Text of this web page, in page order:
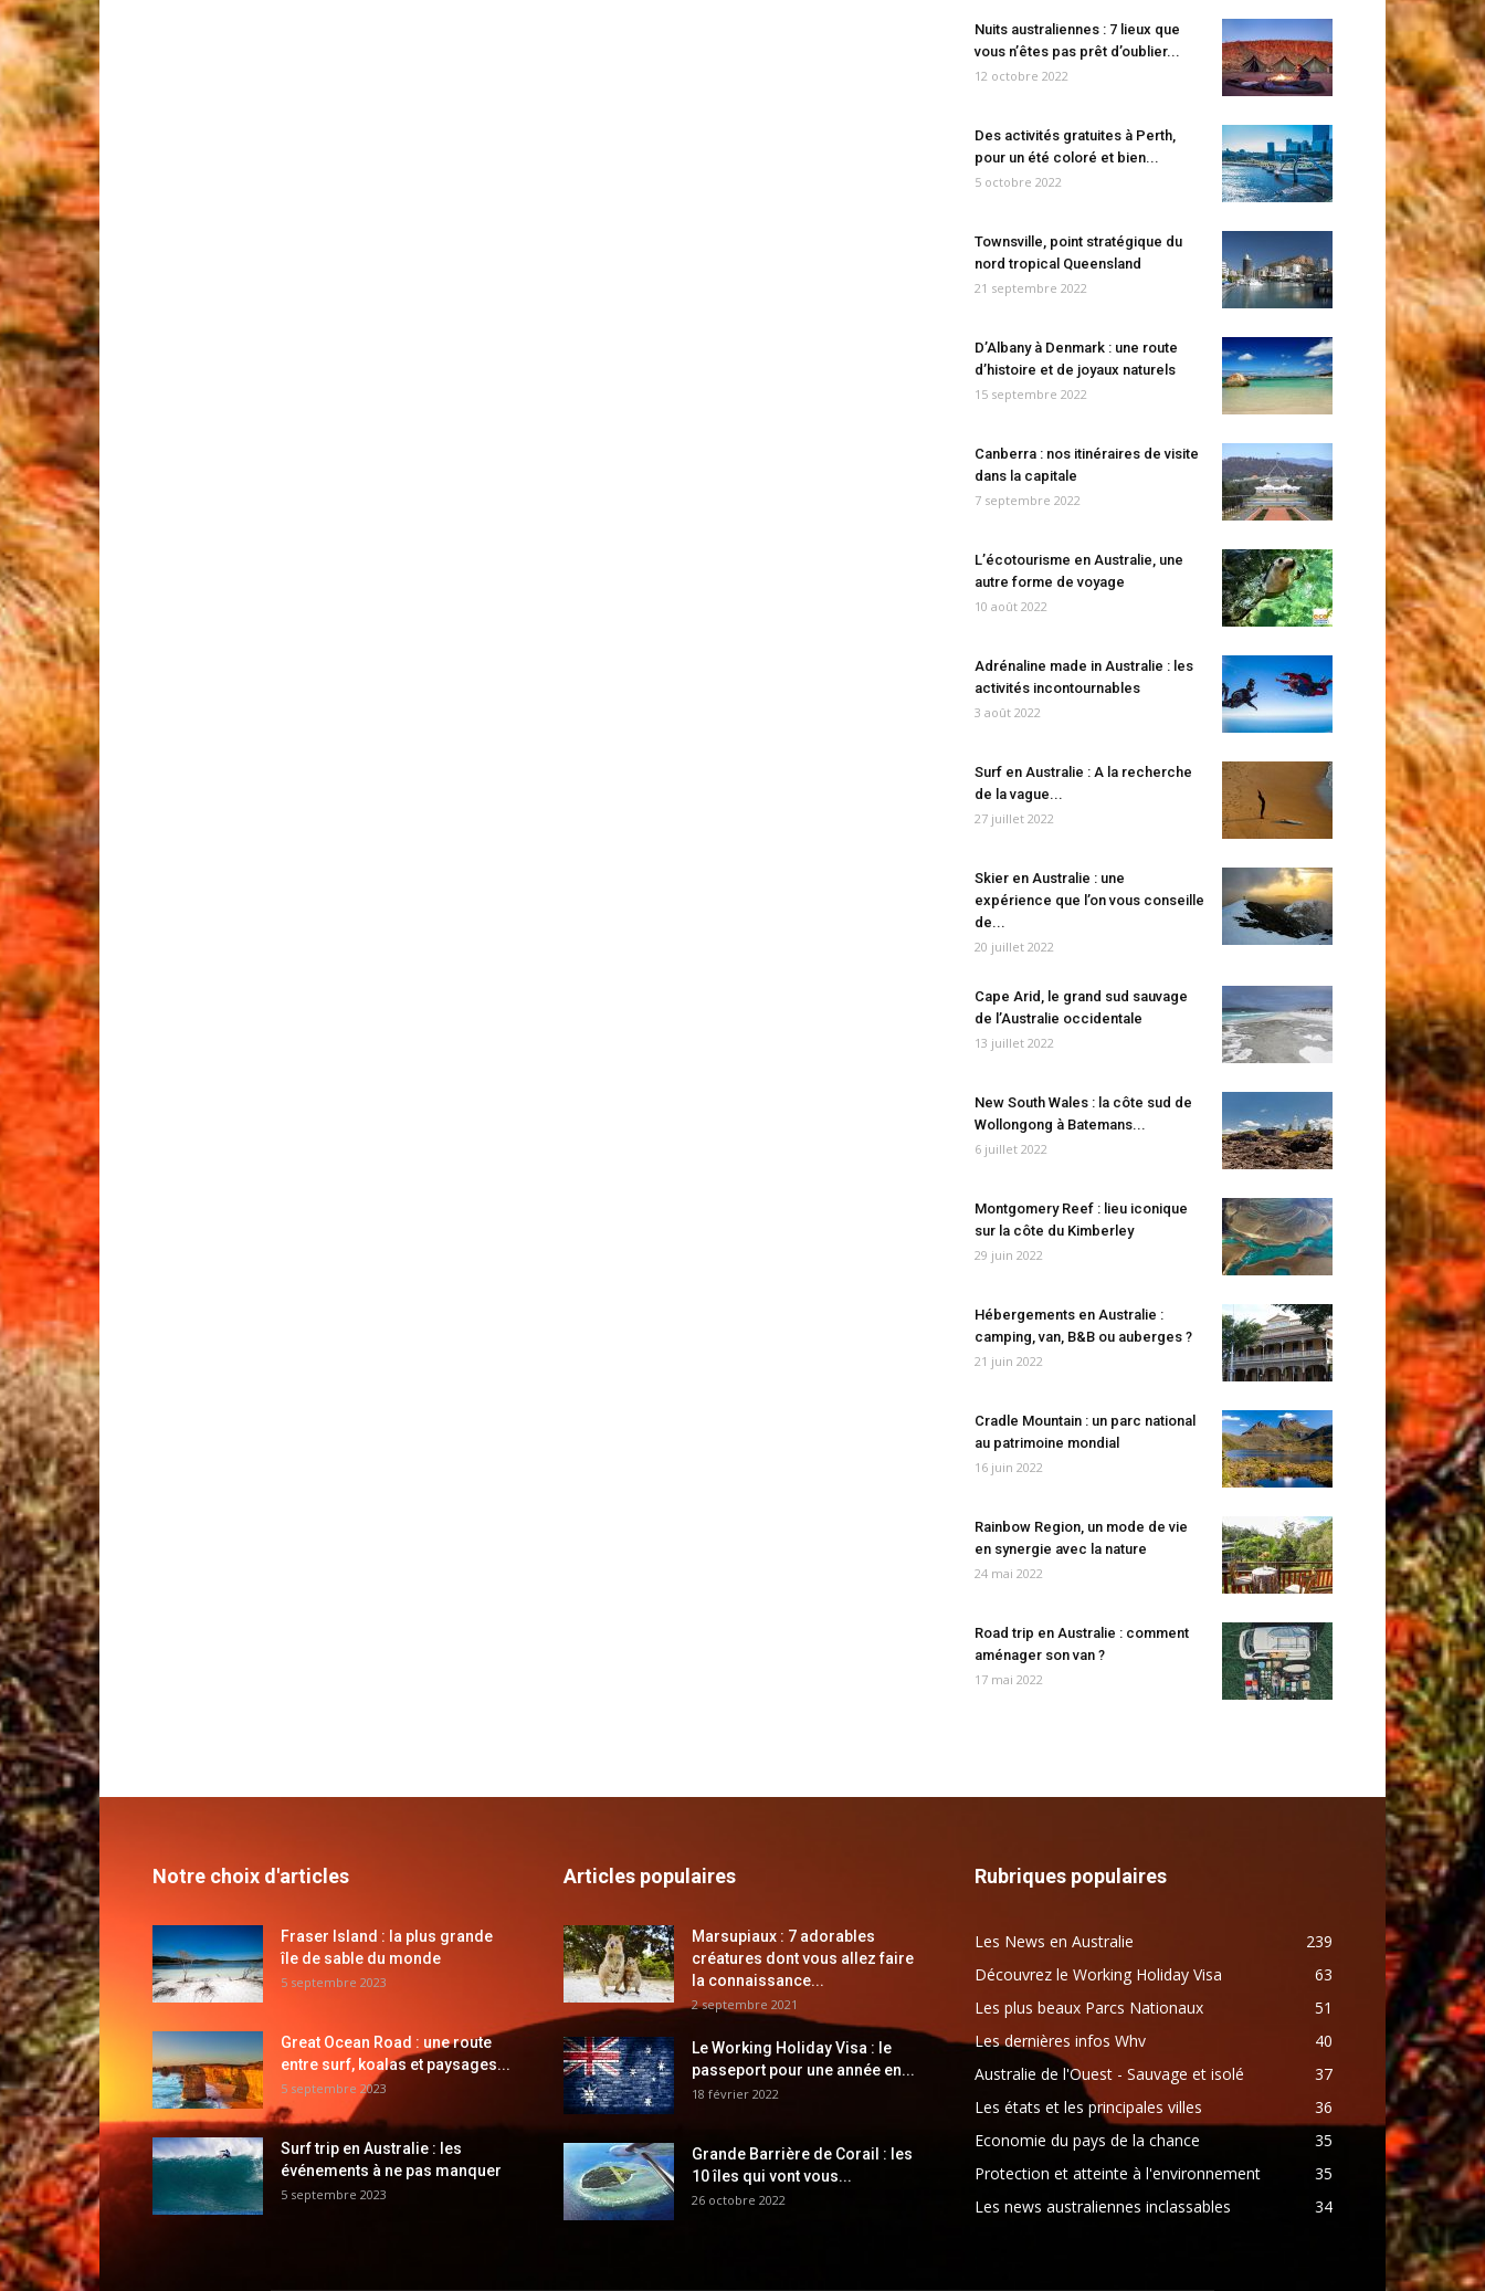
Nuits australiennes : 7 lieux que
vous n’êtes pas prêt d’oublier...
12 octobre 2022
Des activités gratuites à Perth,
pour un été coloré et bien...
5 octobre 2022
Townsville, point stratégique du
nord tropical Queensland
21 septembre 2022
D’Albany à Denmark : une route
d’histoire et de joyaux naturels
15 septembre 2022
Canberra : nos itinéraires de visite
dans la capitale
7 septembre 2022
L’écotourisme en Australie, une
autre forme de voyage
10 août 2022
Adrénaline made in Australie : les
activités incontournables
3 août 2022
Surf en Australie : A la recherche
de la vague...
27 juillet 2022
Skier en Australie : une
expérience que l’on vous conseille
de...
20 juillet 2022
Cape Arid, le grand sud sauvage
de l’Australie occidentale
13 juillet 2022
New South Wales : la côte sud de
Wollongong à Batemans...
6 juillet 2022
Montgomery Reef : lieu iconique
sur la côte du Kimberley
29 juin 2022
Hébergements en Australie :
camping, van, B&B ou auberges ?
21 juin 2022
Cradle Mountain : un parc national
au patrimoine mondial
16 juin 2022
Rainbow Region, un mode de vie
en synergie avec la nature
24 mai 2022
Road trip en Australie : comment
aménager son van ?
17 mai 2022
Notre choix d'articles
Fraser Island : la plus grande
île de sable du monde
5 septembre 2023
Great Ocean Road : une route
entre surf, koalas et paysages...
5 septembre 2023
Surf trip en Australie : les
événements à ne pas manquer
5 septembre 2023
Articles populaires
Marsupiaux : 7 adorables
créatures dont vous allez faire
la connaissance...
2 septembre 2021
Le Working Holiday Visa : le
passeport pour une année en...
18 février 2022
Grande Barrière de Corail : les
10 îles qui vont vous...
26 octobre 2022
Rubriques populaires
Les News en Australie
239
Découvrez le Working Holiday Visa
63
Les plus beaux Parcs Nationaux
51
Les dernières infos Whv
40
Australie de l'Ouest - Sauvage et isolé
37
Les états et les principales villes
36
Economie du pays de la chance
35
Protection et atteinte à l'environnement
35
Les news australiennes inclassables
34